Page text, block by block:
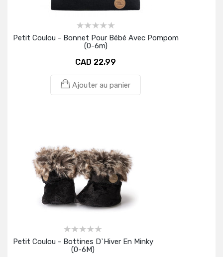
Petit Coulou - Bonnet Pour Bébé Avec Pompom
(0-6m)
CAD 22,99
Ajouter au panier
Petit Coulou - Bottines D`hiver En Minky
(0-6M)